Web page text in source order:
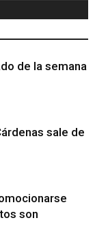
de la semana
sale de
son